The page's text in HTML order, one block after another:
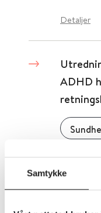
Samtykke
Detaljer
ADHD
Detaljer